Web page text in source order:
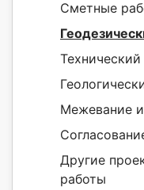
Сметные
Межевание
Другие
работы